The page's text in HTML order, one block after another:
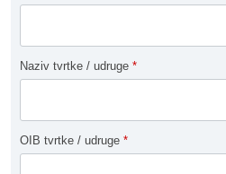
Naziv tvrtke / udruge *
OIB tvrtke / udruge *